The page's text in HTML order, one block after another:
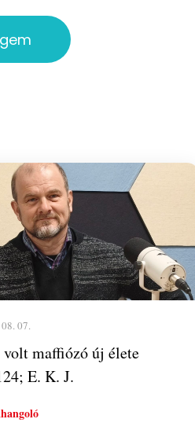
07.
volt maffiózó új élete
E. K. J.